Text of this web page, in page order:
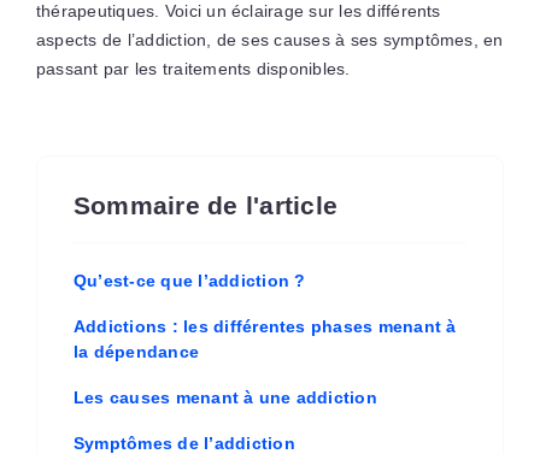
thérapeutiques. Voici un éclairage sur les différents
aspects de l’addiction, de ses causes à ses symptômes, en
passant par les traitements disponibles.
Sommaire de l'article
Qu’est-ce que l’addiction ?
Addictions : les différentes phases menant à
la dépendance
Les causes menant à une addiction
Symptômes de l’addiction